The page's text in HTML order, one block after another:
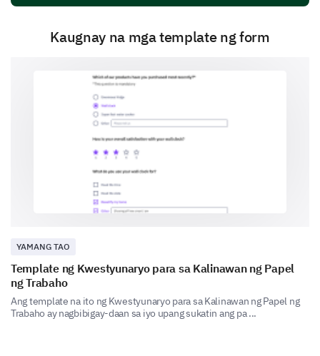
Your Feedback for Improvement
Your suggestions can help us improve our Brand
Do you have any suggestions for improving our
brand name? If yes, please share them here.
Kaugnay na mga template ng form
YAMANG TAO
Template ng Kwestyunaryo para sa Kalinawan ng Papel
ng Trabaho
Ang template na ito ng Kwestyunaryo para sa Kalinawan ng Papel ng
Trabaho ay nagbibigay-daan sa iyo upang sukatin ang pa ...